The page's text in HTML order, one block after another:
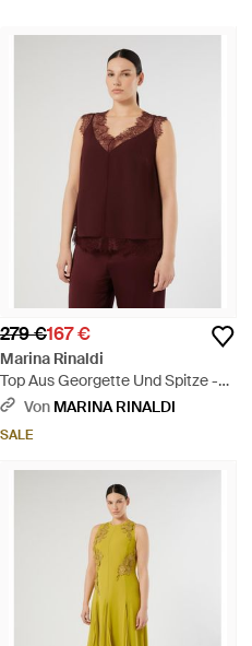
279 €167 €
Marina Rinaldi
Top Aus Georgette Und Spitze -
Lila Von MARINA RINALDI
SALE